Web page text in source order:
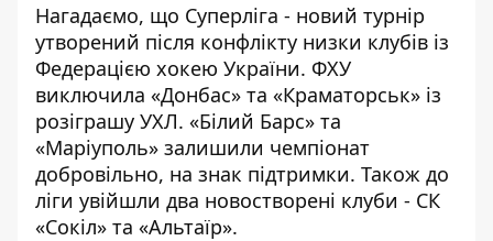
Нагадаємо, що Суперліга - новий турнір
утворений після конфлікту низки клубів із
Федерацією хокею України. ФХУ
виключила «Донбас» та «Краматорськ» із
розіграшу УХЛ. «Білий Барс» та
«Маріуполь» залишили чемпіонат
добровільно, на знак підтримки. Також до
ліги увійшли два новостворені клуби - СК
«Сокіл» та «Альтаїр».